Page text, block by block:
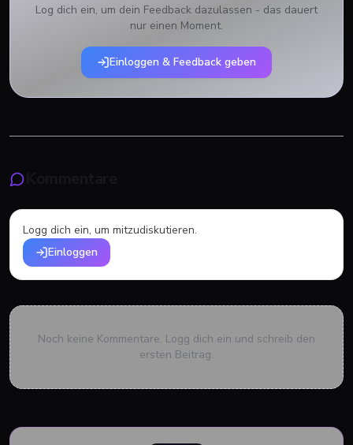
Log dich ein, um dein Feedback dazulassen - das dauert
nur einen Moment.
Einloggen & Feedback geben
Logg dich ein, um mitzudiskutieren.
Einloggen
Noch keine Kommentare. Logg dich ein und schreib den
ersten Beitrag.